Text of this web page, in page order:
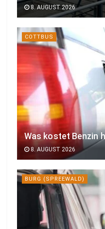
8. AUGUST 2026
COTTBUS
Was kostet Benzin
8. AUGUST 2026
BURG (SPREEWALD)